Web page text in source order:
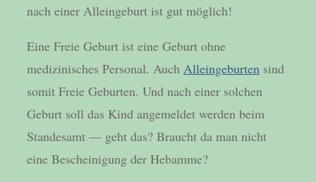
nach einer Alleingeburt ist gut möglich!
Eine Freie Geburt ist eine Geburt ohne
medizinisches Personal. Auch Alleingeburten sind
somit Freie Geburten. Und nach einer solchen
Geburt soll das Kind angemeldet werden beim
Standesamt — geht das? Braucht da man nicht
eine Bescheinigung der Hebamme?